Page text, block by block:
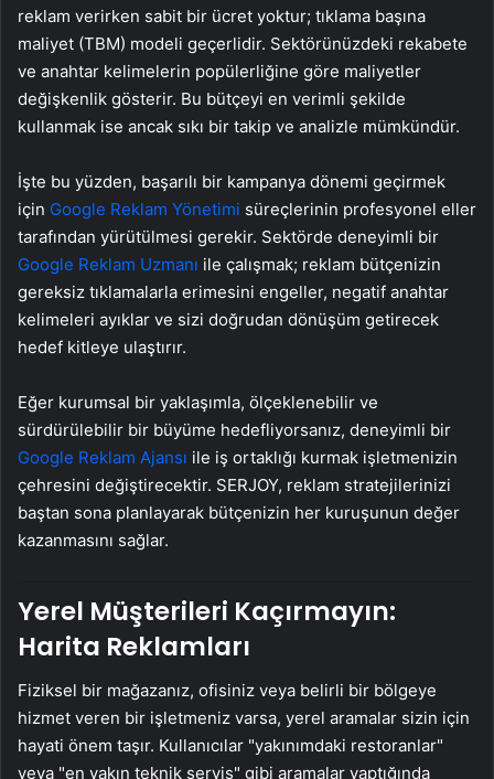
reklam verirken sabit bir ücret yoktur; tıklama başına
maliyet (TBM) modeli geçerlidir. Sektörünüzdeki rekabete
ve anahtar kelimelerin popülerliğine göre maliyetler
değişkenlik gösterir. Bu bütçeyi en verimli şekilde
kullanmak ise ancak sıkı bir takip ve analizle mümkündür.
İşte bu yüzden, başarılı bir kampanya dönemi geçirmek
için Google Reklam Yönetimi süreçlerinin profesyonel eller
tarafından yürütülmesi gerekir. Sektörde deneyimli bir
Google Reklam Uzmanı ile çalışmak; reklam bütçenizin
gereksiz tıklamalarla erimesini engeller, negatif anahtar
kelimeleri ayıklar ve sizi doğrudan dönüşüm getirecek
hedef kitleye ulaştırır.
Eğer kurumsal bir yaklaşımla, ölçeklenebilir ve
sürdürülebilir bir büyüme hedefliyorsanız, deneyimli bir
Google Reklam Ajansı ile iş ortaklığı kurmak işletmenizin
çehresini değiştirecektir. SERJOY, reklam stratejilerinizi
baştan sona planlayarak bütçenizin her kuruşunun değer
kazanmasını sağlar.
Yerel Müşterileri Kaçırmayın:
Harita Reklamları
Fiziksel bir mağazanız, ofisiniz veya belirli bir bölgeye
hizmet veren bir işletmeniz varsa, yerel aramalar sizin için
hayati önem taşır. Kullanıcılar "yakınımdaki restoranlar"
veya "en yakın teknik servis" gibi aramalar yaptığında